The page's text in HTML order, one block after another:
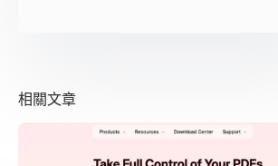
相關文章